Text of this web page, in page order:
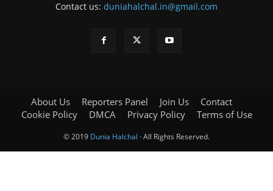
Contact us: duniahalchal.in@gmail.com
About Us Reporters Panel Join Us
Contact
Cookie Policy
DMCA Privacy Policy Terms of Use
© 2019 Dunia Halchal · All Rights Reserved.